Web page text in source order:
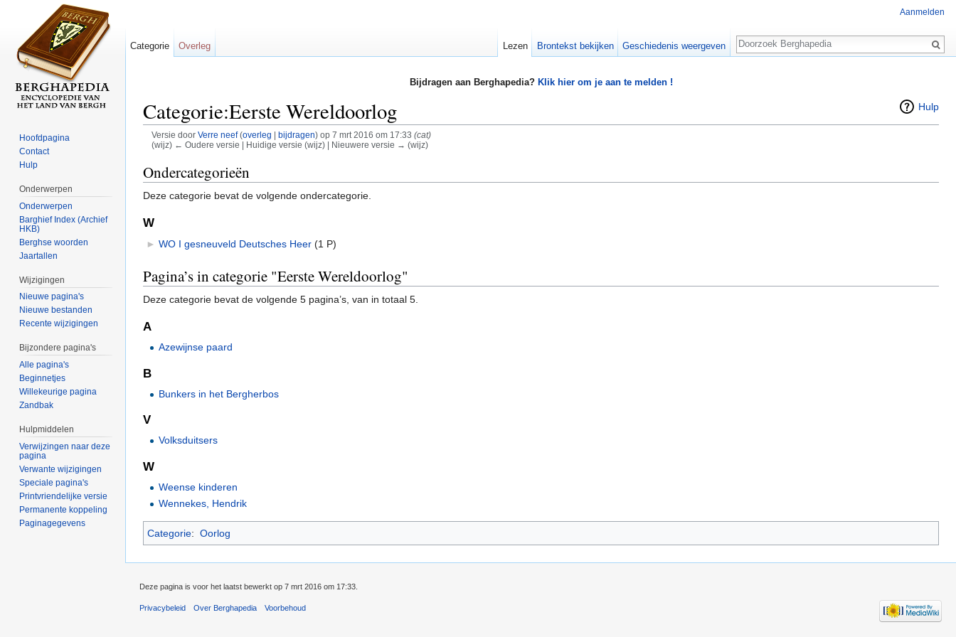
Bijdragen aan Berghapedia? Klik hier om je aan te melden !
Hulp
Categorie:Eerste Wereldoorlog
Versie door Verre neef (overleg bijdragen)op 7 mrt 2016 om 17:33 (cat)
(wijz) ← Oudere versie | Huidige versie (wijz) | Nieuwere versie → (wijz)
Ondercategorieën
Deze categorie bevat de volgende ondercategorie.
W
► WO I gesneuveld Deutsches Heer‎ (1 P)
Pagina’s in categorie "Eerste Wereldoorlog"
Deze categorie bevat de volgende 5 pagina’s, van in totaal 5.
A
Azewijnse paard
B
Bunkers in het Bergherbos
V
Volksduitsers
W
Weense kinderen
Wennekes, Hendrik
Categorie: Oorlog
Aanmelden
Categorie Overleg Lezen Brontekst bekijken Geschiedenis weergeven
Zoeken
Hoofdpagina
Contact
Hulp
Onderwerpen
Onderwerpen
Barghief Index (Archief
HKB)
Berghse woorden
Jaartallen
Wijzigingen
Nieuwe pagina's
Nieuwe bestanden
Recente wijzigingen
Bijzondere pagina's
Alle pagina's
Beginnetjes
Willekeurige pagina
Zandbak
Hulpmiddelen
Verwijzingen naar deze
pagina
Verwante wijzigingen
Speciale pagina's
Printvriendelijke versie
Permanente koppeling
Paginagegevens
Deze pagina is voor het laatst bewerkt op 7 mrt 2016 om 17:33.
Privacybeleid Over Berghapedia Voorbehoud